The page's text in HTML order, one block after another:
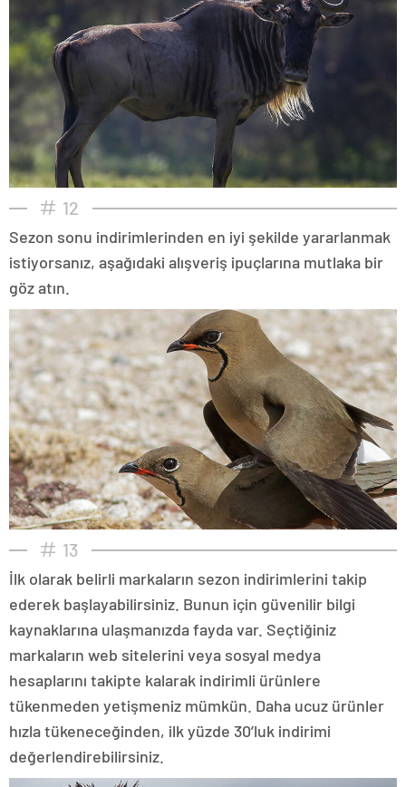
12
Sezon sonu indirimlerinden en iyi şekilde yararlanmak
istiyorsanız, aşağıdaki alışveriş ipuçlarına mutlaka bir
göz atın.
13
İlk olarak belirli markaların sezon indirimlerini takip
ederek başlayabilirsiniz. Bunun için güvenilir bilgi
kaynaklarına ulaşmanızda fayda var. Seçtiğiniz
markaların web sitelerini veya sosyal medya
hesaplarını takipte kalarak indirimli ürünlere
tükenmeden yetişmeniz mümkün. Daha ucuz ürünler
hızla tükeneceğinden, ilk yüzde 30’luk indirimi
değerlendirebilirsiniz.